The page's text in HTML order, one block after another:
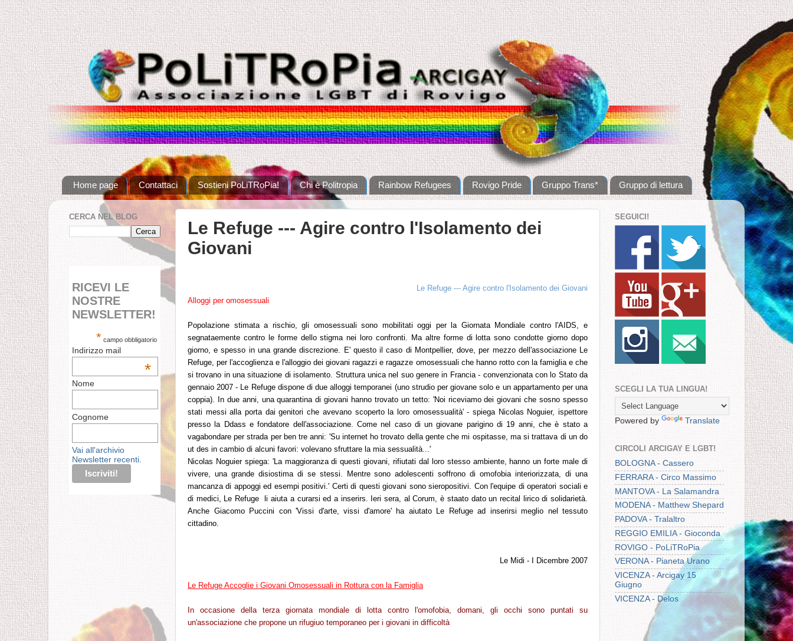
Home page Contattaci Sostieni PoLiTRoPia! Chi è Politropia Rainbow Refugees Rovigo Pride Gruppo Trans* Gruppo di lettura
Le Refuge --- Agire contro l'Isolamento dei
Giovani
Le Refuge --- Agire contro l'Isolamento dei Giovani
Alloggi per omosessuali
Popolazione stimata a rischio, gli omosessuali sono mobilitati oggi per la Giornata Mondiale contro l'AIDS, e
segnataemente contro le forme dello stigma nei loro confronti. Ma altre forme di lotta sono condotte giorno dopo
giorno, e spesso in una grande discrezione. E' questo il caso di Montpellier, dove, per mezzo dell'associazione Le
Refuge, per l'accoglienza e l'alloggio dei giovani ragazzi e ragazze omosessuali che hanno rotto con la famiglia e che
si trovano in una situazione di isolamento. Struttura unica nel suo genere in Francia - convenzionata con lo Stato da
gennaio 2007 - Le Refuge dispone di due alloggi temporanei (uno strudio per giovane solo e un appartamento per una
coppia). In due anni, una quarantina di giovani hanno trovato un tetto: 'Noi riceviamo dei giovani che sosno spesso
stati messi alla porta dai genitori che avevano scoperto la loro omosessualità' - spiega Nicolas Noguier, ispettore
presso la Ddass e fondatore dell'associazione. Come nel caso di un giovane parigino di 19 anni, che è stato a
vagabondare per strada per ben tre anni: 'Su internet ho trovato della gente che mi ospitasse, ma si trattava di un do
ut des in cambio di alcuni favori: volevano sfruttare la mia sessualità...'
Nicolas Noguier spiega: 'La maggioranza di questi giovani, rifiutati dal loro stesso ambiente, hanno un forte male di
vivere, una grande disiostima di se stessi. Mentre sono adolescenti soffrono di omofobia interiorizzata, di una
mancanza di appoggi ed esempi positivi.' Certi di questi giovani sono sieropositivi. Con l'equipe di operatori sociali e
di medici, Le Refuge li aiuta a curarsi ed a inserirs. Ieri sera, al Corum, è staato dato un recital lirico di solidarietà.
Anche Giacomo Puccini con 'Vissi d'arte, vissi d'amore' ha aiutato Le Refuge ad inserirsi meglio nel tessuto
cittadino.
Le Midi - I Dicembre 2007
Le Refuge Accoglie i Giovani Omosessuali in Rottura con la Famiglia
In occasione della terza giornata mondiale di lotta contro l'omofobia, domani, gli occhi sono puntati su
un'associazione che propone un rifugiuo temporaneo per i giovani in difficoltà
CERCA NEL BLOG
RICEVI LE
NOSTRE
NEWSLETTER!
* campo obbligatorio
Indirizzo mail
*
Nome
Cognome
Vai all'archivio
Newsletter recenti.
SEGUICI!
SCEGLI LA TUA LINGUA!
Powered by Translate
CIRCOLI ARCIGAY E LGBT!
BOLOGNA - Cassero
FERRARA - Circo Massimo
MANTOVA - La Salamandra
MODENA - Matthew Shepard
PADOVA - Tralaltro
REGGIO EMILIA - Gioconda
ROVIGO - PoLiTRoPia
VERONA - Pianeta Urano
VICENZA - Arcigay 15
Giugno
VICENZA - Delos